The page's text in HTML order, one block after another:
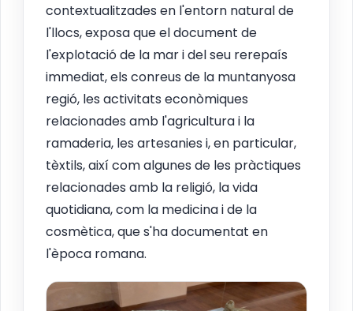
contextualitzades en l'entorn natural de
l'llocs, exposa que el document de
l'explotació de la mar i del seu rerepaís
immediat, els conreus de la muntanyosa
regió, les activitats econòmiques
relacionades amb l'agricultura i la
ramaderia, les artesanies i, en particular,
tèxtils, així com algunes de les pràctiques
relacionades amb la religió, la vida
quotidiana, com la medicina i de la
cosmètica, que s'ha documentat en
l'època romana.